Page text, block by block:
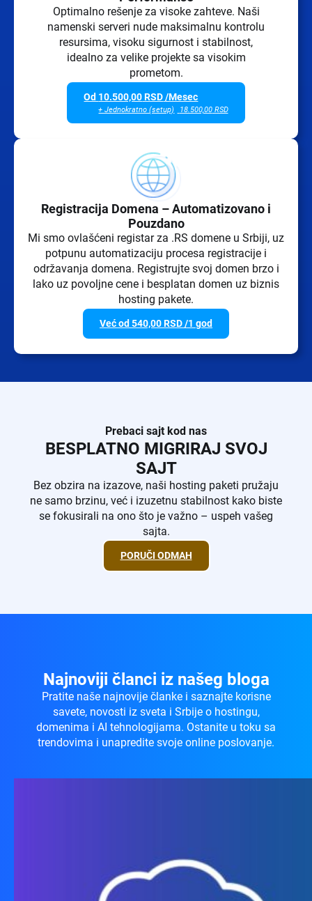
Optimalno rešenje za visoke zahteve. Naši
namenski serveri nude maksimalnu kontrolu
resursima, visoku sigurnost i stabilnost,
idealno za velike projekte sa visokim
prometom.
Od 10.500,00RSD /Mesec
+ Jednokratno (setup) 18.500,00RSD
Registracija Domena – Automatizovano i
Pouzdano
Mi smo ovlašćeni registar za .RS domene u Srbiji, uz
potpunu automatizaciju procesa registracije i
održavanja domena. Registrujte svoj domen brzo i
lako uz povoljne cene i besplatan domen uz biznis
hosting pakete.
Već od 540,00RSD/1 god
Prebaci sajt kod nas
BESPLATNO MIGRIRAJ SVOJ
SAJT
Bez obzira na izazove, naši hosting paketi pružaju
ne samo brzinu, već i izuzetnu stabilnost kako biste
se fokusirali na ono što je važno – uspeh vašeg
sajta.
PORUČI ODMAH
Najnoviji članci iz našeg bloga
Pratite naše najnovije članke i saznajte korisne
savete, novosti iz sveta i Srbije o hostingu,
domenima i AI tehnologijama. Ostanite u toku sa
trendovima i unapredite svoje online poslovanje.